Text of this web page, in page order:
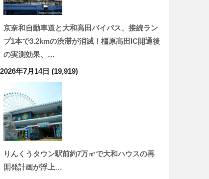
京奈和自動車道と大和高田バイパス、接続ラン
プ1本で3.2kmの渋滞が消滅！橿原高田IC開通後
の実測効果、…
2026年7月14日 (19,919)
りんくうタウン駅前約7万㎡で大和ハウスの再
開発計画が浮上…